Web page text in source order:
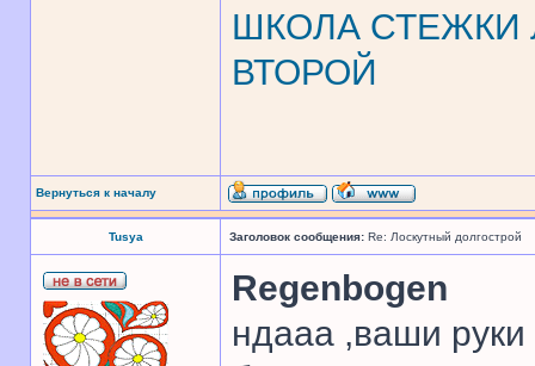
ШКОЛА СТЕЖКИ
ВТОРОЙ
Вернуться к началу
Tusya Заголовок сообщения: Re: Лоскутный долгострой
Regenbogen
ндааа ,ваши